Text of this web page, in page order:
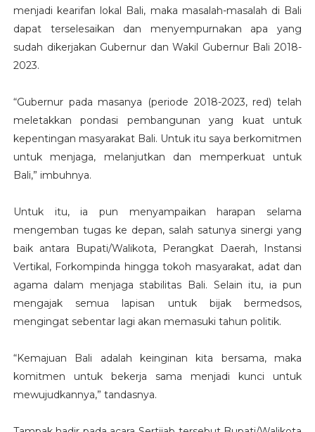
menjadi kearifan lokal Bali, maka masalah-masalah di Bali
dapat terselesaikan dan menyempurnakan apa yang
sudah dikerjakan Gubernur dan Wakil Gubernur Bali 2018-
2023.
“Gubernur pada masanya (periode 2018-2023, red) telah
meletakkan pondasi pembangunan yang kuat untuk
kepentingan masyarakat Bali. Untuk itu saya berkomitmen
untuk menjaga, melanjutkan dan memperkuat untuk
Bali,” imbuhnya.
Untuk itu, ia pun menyampaikan harapan selama
mengemban tugas ke depan, salah satunya sinergi yang
baik antara Bupati/Walikota, Perangkat Daerah, Instansi
Vertikal, Forkompinda hingga tokoh masyarakat, adat dan
agama dalam menjaga stabilitas Bali. Selain itu, ia pun
mengajak semua lapisan untuk bijak bermedsos,
mengingat sebentar lagi akan memasuki tahun politik.
“Kemajuan Bali adalah keinginan kita bersama, maka
komitmen untuk bekerja sama menjadi kunci untuk
mewujudkannya,” tandasnya.